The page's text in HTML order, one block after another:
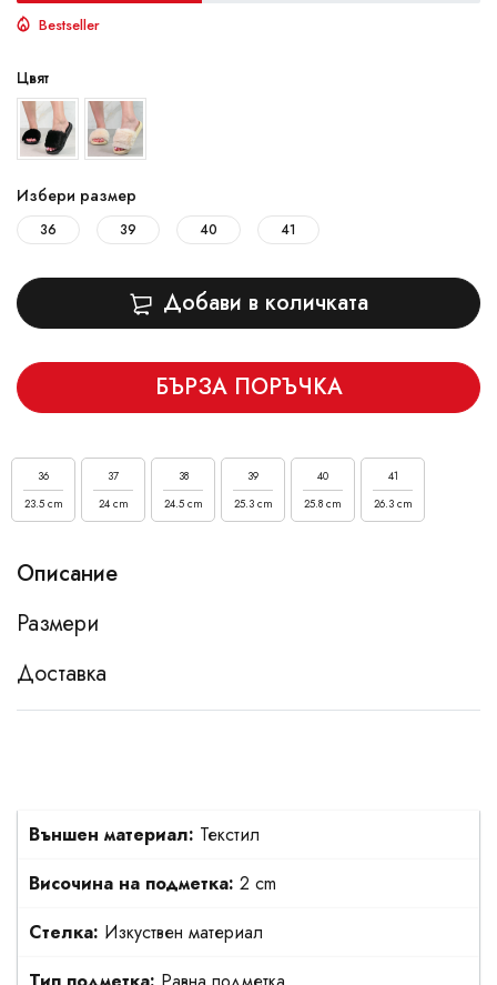
Bestseller
Цвят
Избери размер
36 39 40 41
Добави в количката
БЪРЗА ПОРЪЧКА
36
23.5 cm
37
24 cm
38
24.5 cm
39
25.3 cm
40
25.8 cm
41
26.3 cm
Описание
Размери
Доставка
Външен материал: Текстил
Височина на подметка: 2 cm
Стелка: Изкуствен материал